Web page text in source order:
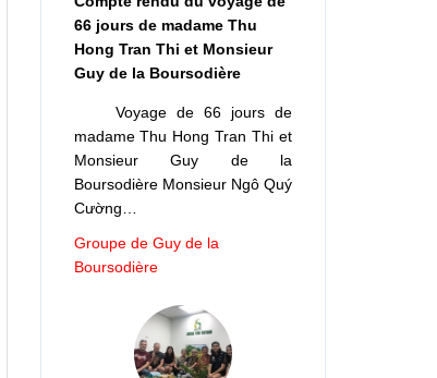
66 jours de madame Thu
Hong Tran Thi et Monsieur
Guy de la Boursodière
Voyage de 66 jours de
madame Thu Hong Tran Thi et
Monsieur Guy de la
Boursodière Monsieur Ngô Quý
Cường…
Groupe de Guy de la
Boursodière